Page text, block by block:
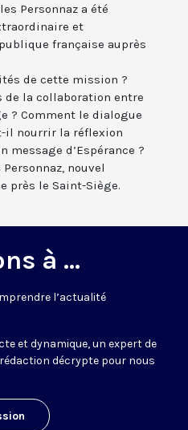
Personnaz a été
et
française auprès
de cette mission ?
la collaboration entre
? Comment le dialogue
il nourrir la réflexion
d’Espérance ?
nouvel
près le Saint-Siège.
à ...
l’actualité
et dynamique, un expert de
décrypte pour nous